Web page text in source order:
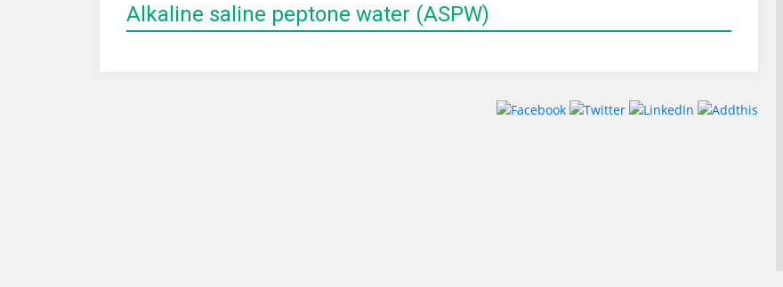
Alkaline saline peptone water (ASPW)